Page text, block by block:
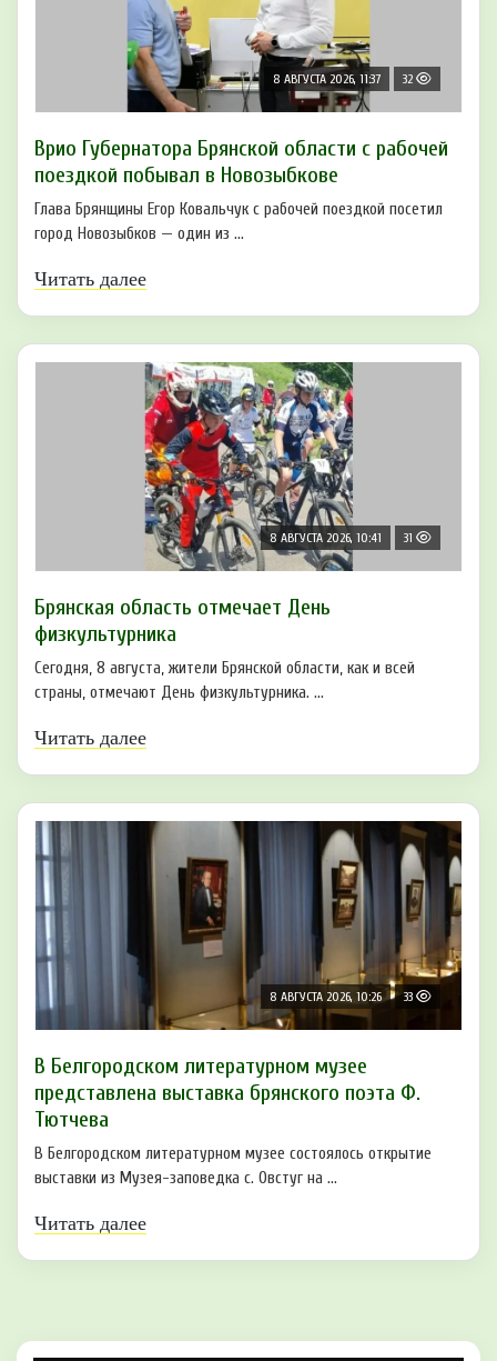
8 АВГУСТА 2026, 11:37 32
Врио Губернатора Брянской области с рабочей
поездкой побывал в Новозыбкове
Глава Брянщины Егор Ковальчук с рабочей поездкой посетил
город Новозыбков — один из ...
Читать далее
8 АВГУСТА 2026, 10:41 31
Брянская область отмечает День
физкультурника
Сегодня, 8 августа, жители Брянской области, как и всей
страны, отмечают День физкультурника. ...
Читать далее
8 АВГУСТА 2026, 10:26 33
В Белгородском литературном музее
представлена выставка брянского поэта Ф.
Тютчева
В Белгородском литературном музее состоялось открытие
выставки из Музея-заповедка с. Овстуг на ...
Читать далее